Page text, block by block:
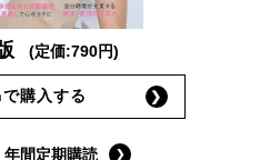
(定価:790円)
購入する
年間定期購読